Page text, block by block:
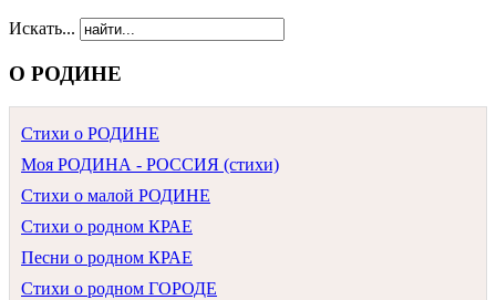
Искать...
О РОДИНЕ
Стихи о РОДИНЕ
Моя РОДИНА - РОССИЯ (стихи)
Стихи о малой РОДИНЕ
Стихи о родном КРАЕ
Песни о родном КРАЕ
Стихи о родном ГОРОДЕ